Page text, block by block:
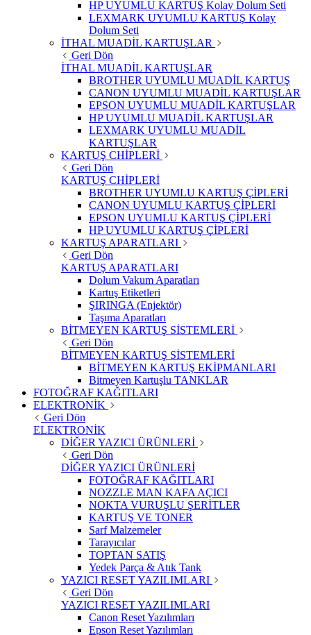
HP UYUMLU KARTUŞ Kolay Dolum Seti
LEXMARK UYUMLU KARTUŞ Kolay
Dolum Seti
İTHAL MUADİL KARTUŞLAR
Geri Dön
İTHAL MUADİL KARTUŞLAR
BROTHER UYUMLU MUADİL KARTUŞ
CANON UYUMLU MUADİL KARTUŞLAR
EPSON UYUMLU MUADİL KARTUŞLAR
HP UYUMLU MUADİL KARTUŞLAR
LEXMARK UYUMLU MUADİL
KARTUŞLAR
KARTUŞ CHİPLERİ
Geri Dön
KARTUŞ CHİPLERİ
BROTHER UYUMLU KARTUŞ ÇİPLERİ
CANON UYUMLU KARTUŞ ÇİPLERİ
EPSON UYUMLU KARTUŞ ÇİPLERİ
HP UYUMLU KARTUŞ ÇİPLERİ
KARTUŞ APARATLARI
Geri Dön
KARTUŞ APARATLARI
Dolum Vakum Aparatları
Kartuş Etiketleri
ŞIRINGA (Enjektör)
Taşıma Aparatları
BİTMEYEN KARTUŞ SİSTEMLERİ
Geri Dön
BİTMEYEN KARTUŞ SİSTEMLERİ
BİTMEYEN KARTUŞ EKİPMANLARI
Bitmeyen Kartuşlu TANKLAR
FOTOĞRAF KAĞITLARI
ELEKTRONİK
Geri Dön
ELEKTRONİK
DİĞER YAZICI ÜRÜNLERİ
Geri Dön
DİĞER YAZICI ÜRÜNLERİ
FOTOĞRAF KAĞITLARI
NOZZLE MAN KAFA AÇICI
NOKTA VURUŞLU ŞERİTLER
KARTUŞ VE TONER
Sarf Malzemeler
Tarayıcılar
TOPTAN SATIŞ
Yedek Parça & Atık Tank
YAZICI RESET YAZILIMLARI
Geri Dön
YAZICI RESET YAZILIMLARI
Canon Reset Yazılımları
Epson Reset Yazılımları